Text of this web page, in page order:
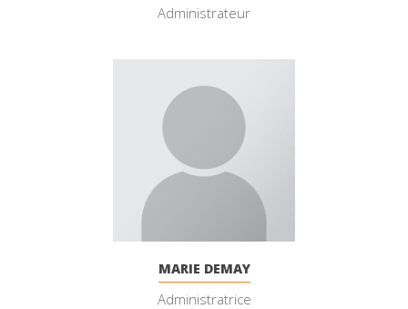
Administrateur
MARIE DEMAY
Administratrice